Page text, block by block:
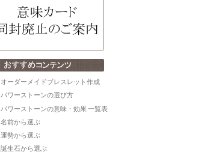
オーダーメイドブレスレット作成
パワーストーンの選び方
パワーストーンの意味・効果 一覧表
名前から選ぶ
運勢から選ぶ
誕生石から選ぶ